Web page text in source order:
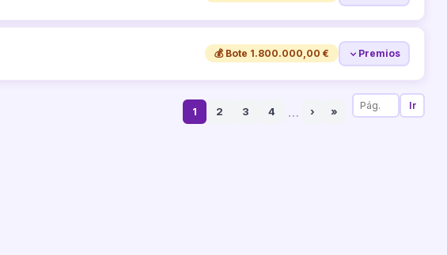
💰 Bote 1.800.000,00 € Premios
1 2 3 4 … › » Ir